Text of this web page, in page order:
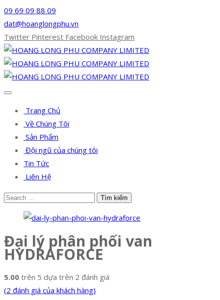
09 69 09 88 09
dat@hoanglongphu.vn
Twitter Pinterest Facebook Instagram
Trang Chủ
Về Chúng Tôi
Sản Phẩm
Đội ngũ của chúng tôi
Tin Tức
Liên Hệ
Đại lý phân phối van
HYDRAFORCE
5.00 trên 5 dựa trên 2 đánh giá
(2 đánh giá của khách hàng)